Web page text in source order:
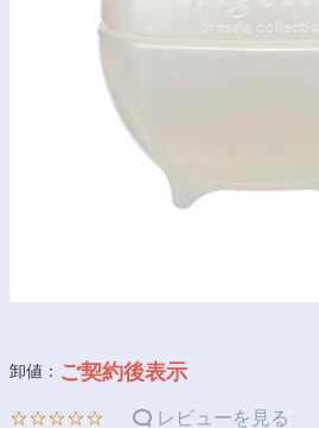
卸値： ご契約後表示
☆☆☆☆☆ レビューを見る